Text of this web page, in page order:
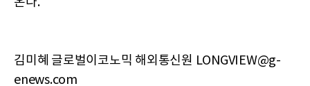
김미혜 글로벌이코노믹 해외통신원 LONGVIEW@g-
enews.com